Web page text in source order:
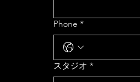
Phone *
スタジオ *